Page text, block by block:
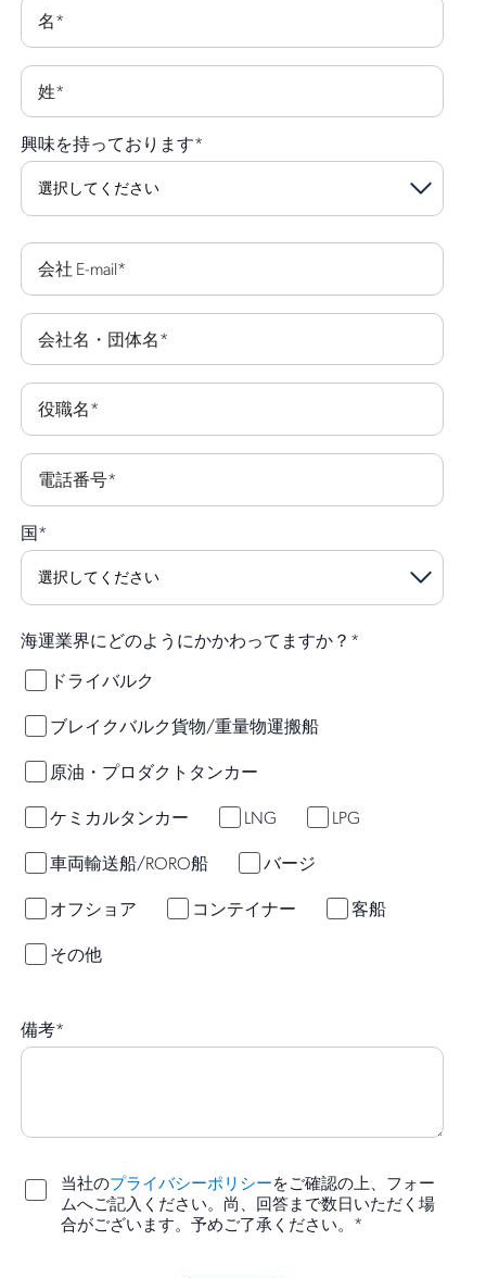
名*
姓*
興味を持っております*
会社 E-mail*
会社名・団体名*
役職名*
電話番号*
国*
海運業界にどのようにかかわってますか？ *
ドライバルク
ブレイクバルク貨物/重量物運搬船
原油・プロダクトタンカー
ケミカルタンカー
LNG
LPG
車両輸送船/RORO船
バージ
オフショア
コンテイナー
客船
その他
備考*
当社のプライバシーポリシーをご確認の上、フォー
ムへご記入ください。尚、回答まで数日いただく場
合がございます。予めご了承ください。 *